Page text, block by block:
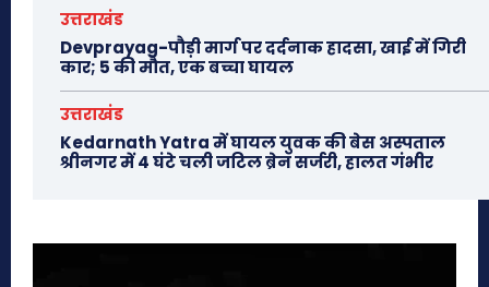
उत्तराखंड
Devprayag-पौड़ी मार्ग पर दर्दनाक हादसा, खाई में गिरी
कार; 5 की मौत, एक बच्चा घायल
उत्तराखंड
Kedarnath Yatra में घायल युवक की बेस अस्पताल
श्रीनगर में 4 घंटे चली जटिल ब्रेन सर्जरी, हालत गंभीर